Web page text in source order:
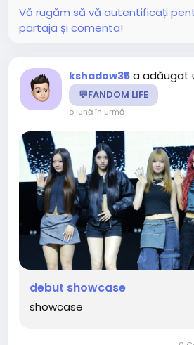
Vă rugăm să vă autentificați
partaja și comenta!
kshadow35 a adăugat
💬FANDOM LIFE
o lună în urmă-
debut showcase
showcase